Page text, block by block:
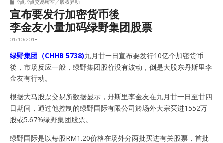
9点 9点交易密室／股权异动
宣布要发行加密货币後
李金友小量加码绿野集团股票
01/10/2018
绿野集团（CHHB 5738)九月廿一日宣布要发行10亿个加密货币
後，市场反应一般，绿野集团股价没有波动，倒是大股东丹斯里李
金友有行动。
根据大马股票交易所数据显示，丹斯里李金友在九月廿一日至廿四
日期间，通过他控制的绿野国际有限公司於场外大宗买进1552万
股或5.67%绿野集团股票。
绿野国际是以每股RM1.20价格在场外分两批买进有关股票，首批